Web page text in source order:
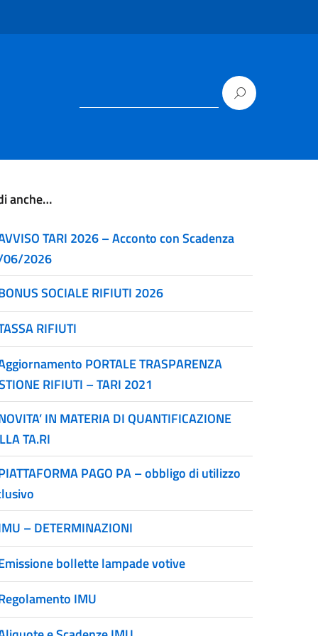
anche…
TARI 2026 – Acconto con Scadenza
2026
SOCIALE RIFIUTI 2026
RIFIUTI
PORTALE TRASPARENZA
RIFIUTI – TARI 2021
IN MATERIA DI QUANTIFICAZIONE
TA.RI
PAGO PA – obbligo di utilizzo
– DETERMINAZIONI
bollette lampade votive
IMU